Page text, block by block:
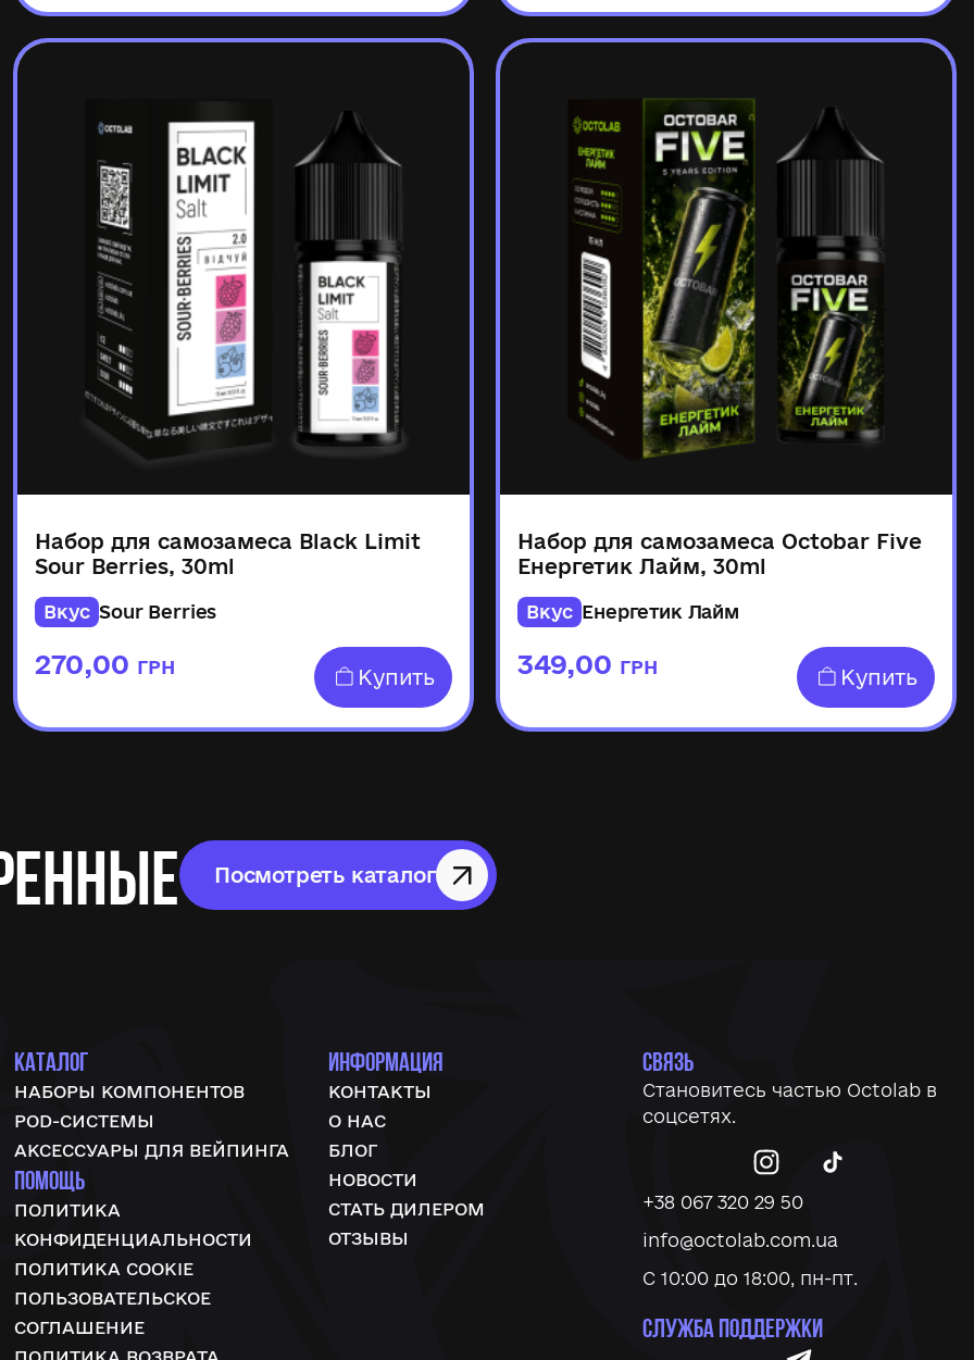
Набор для самозамеса Black Limit
Sour Berries, 30ml
Вкус Sour Berries
270,00 ГРН Купить
Набор для самозамеса Octobar Five
Енергетик Лайм, 30ml
Вкус Енергетик Лайм
349,00 ГРН Купить
Посмотреть каталог
КАТАЛОГ
НАБОРЫ КОМПОНЕНТОВ
POD-СИСТЕМЫ
АКСЕССУАРЫ ДЛЯ ВЕЙПИНГА
ПОМОЩЬ
ПОЛИТИКА
КОНФИДЕНЦИАЛЬНОСТИ
ПОЛИТИКА COOKIE
ПОЛЬЗОВАТЕЛЬСКОЕ
СОГЛАШЕНИЕ
ИНФОРМАЦИЯ
КОНТАКТЫ
О НАС
БЛОГ
НОВОСТИ
СТАТЬ ДИЛЕРОМ
ОТЗЫВЫ
СВЯЗЬ
Становитесь частью Octolabв
соцсетях.
+38 067 320 29 50
info@octolab.com.ua
С 10:00 до 18:00, пн-пт.
СЛУЖБА ПОДДЕРЖКИ